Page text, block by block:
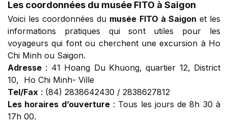
Les coordonnées du musée FITO à Saigon
Voici les coordonnées du musée FITO à Saigon et les
informations pratiques qui sont utiles pour les
voyageurs qui font ou cherchent une excursion à Ho
Chi Minh ou Saigon.
Adresse : 41 Hoang Du Khuong, quartier 12, District
10, Ho Chi Minh- Ville
Tel/Fax : (84) 2838642430 / 2838627812
Les horaires d’ouverture: Tous les jours de 8h 30 à
17h 00.